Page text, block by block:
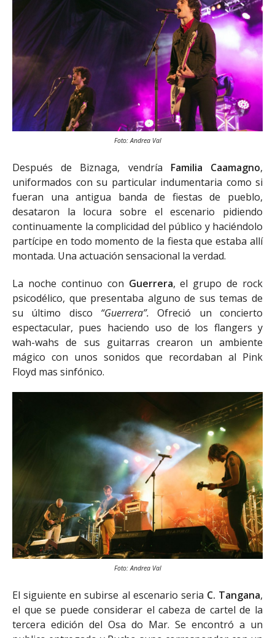
Foto: Andrea Val
Después de Biznaga, vendría Familia Caamagno,
uniformados con su particular indumentaria como si
fueran una antigua banda de fiestas de pueblo,
desataron la locura sobre el escenario pidiendo
continuamente la complicidad del público y haciéndolo
partícipe en todo momento de la fiesta que estaba allí
montada. Una actuación sensacional la verdad.
La noche continuo con Guerrera, el grupo de rock
psicodélico, que presentaba alguno de sus temas de
su último disco “Guerrera”. Ofreció un concierto
espectacular, pues haciendo uso de los flangers y
wah-wahs de sus guitarras crearon un ambiente
mágico con unos sonidos que recordaban al Pink
Floyd mas sinfónico.
Foto: Andrea Val
El siguiente en subirse al escenario seria C. Tangana,
el que se puede considerar el cabeza de cartel de la
tercera edición del Osa do Mar. Se encontró a un